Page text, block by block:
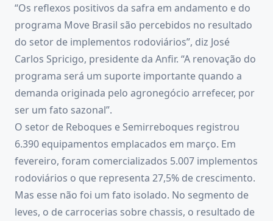
“Os reflexos positivos da safra em andamento e do
programa Move Brasil são percebidos no resultado
do setor de implementos rodoviários”, diz José
Carlos Spricigo, presidente da Anfir. “A renovação do
programa será um suporte importante quando a
demanda originada pelo agronegócio arrefecer, por
ser um fato sazonal”.
O setor de Reboques e Semirreboques registrou
6.390 equipamentos emplacados em março. Em
fevereiro, foram comercializados 5.007 implementos
rodoviários o que representa 27,5% de crescimento.
Mas esse não foi um fato isolado. No segmento de
leves, o de carrocerias sobre chassis, o resultado de